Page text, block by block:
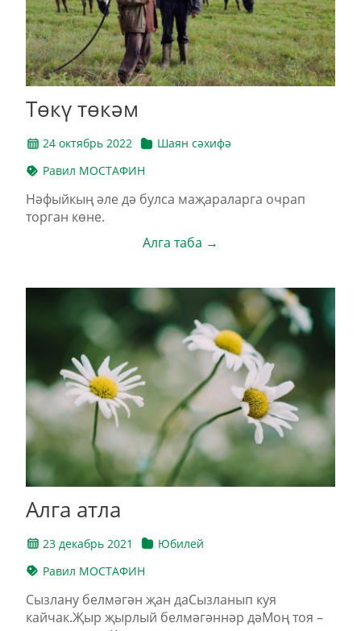
Төкү төкәм
24 октябрь 2022
Шаян сәхифә
Равил МОСТАФИН
Нәфыйкың әле дә булса маҗараларга очрап
торган көне.
Алга таба →
Алга атла
23 декабрь 2021
Юбилей
Равил МОСТАФИН
Сызлану белмәгән җан даСызланып куя
кайчак.Җыр җырлый белмәгәннәр дәМоң тоя –